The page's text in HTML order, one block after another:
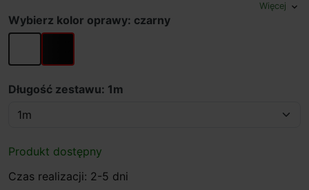
Więcej expand_more
Wybierz kolor oprawy: czarny
biały czarny
Długość zestawu: 1m
Produkt dostępny
Czas realizacji: 2-5 dni